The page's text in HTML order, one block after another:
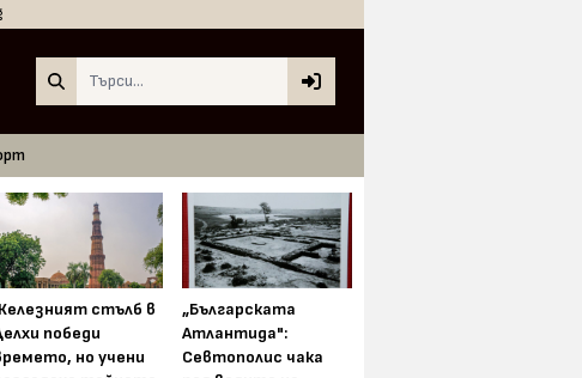
стълб в
победи
но учени
„Българската
Атлантида":
Севтополис чака